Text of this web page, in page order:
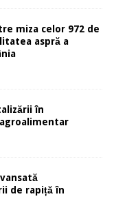
miza celor 972 de
aspră a
în
de rapiță în